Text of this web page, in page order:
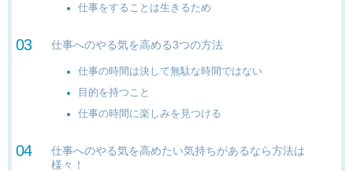
仕事をすることは生きるため
仕事へのやる気を高める3つの方法
仕事の時間は決して無駄な時間ではない
目的を持つこと
仕事の時間に楽しみを見つける
仕事へのやる気を高めたい気持ちがあるなら方法は
様々！